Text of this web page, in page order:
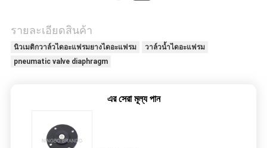
เว็บไซต์
รายละเอียดสินค้า
นิวเมติกวาล์วไดอะแฟรมยางไดอะแฟรม
วาล์วน้ำไดอะแฟรม
pneumatic valve diaphragm
এর সেরা মূল্য পান